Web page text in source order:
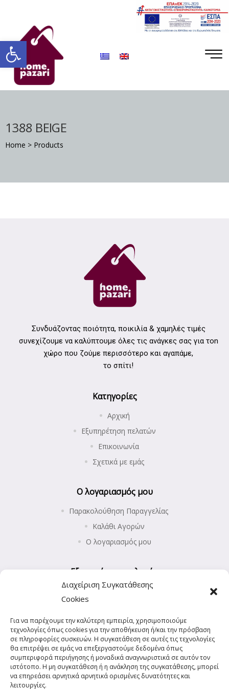
Ανοίξτε τη γραμμή εργαλείων
Διαχείριση Συγκατάθεσης
Cookies
Για να παρέχουμε την καλύτερη εμπειρία, χρησιμοποιούμε
τεχνολογίες όπως cookies για την αποθήκευση ή/και την πρόσβαση
σε πληροφορίες συσκευών. Η συγκατάθεση σε αυτές τις τεχνολογίες
θα επιτρέψει σε εμάς να επεξεργαστούμε δεδομένα όπως
συμπεριφορά περιήγησης ή μοναδικά αναγνωριστικά σε αυτόν τον
ιστότοπο. Η μη συγκατάθεση ή η ανάκληση της συγκατάθεσης, μπορεί
να επηρεάσει αρνητικά αρνητικά ορισμένες δυνατότητες και
λειτουργίες.
1388 BEIGE
Home > Products
Συνδυάζοντας ποιότητα, ποικιλία & χαμηλές τιμές
συνεχίζουμε να καλύπτουμε όλες τις ανάγκες σας για τοn
χώρο που ζούμε περισσότερο και αγαπάμε,
το σπίτι!
Κατηγορίες
Αρχική
Εξυπηρέτηση πελατών
Επικοινωνία
Σχετικά με εμάς
Ο λογαριασμός μου
Παρακολούθηση Παραγγελίας
Καλάθι Αγορών
Ο λογαριασμός μου
Εξυπηρέτηση πελατών
Επιστροφές προϊόντων
Πολιτική Απορρήτου
Πολιτική Cookies (ΕΕ)